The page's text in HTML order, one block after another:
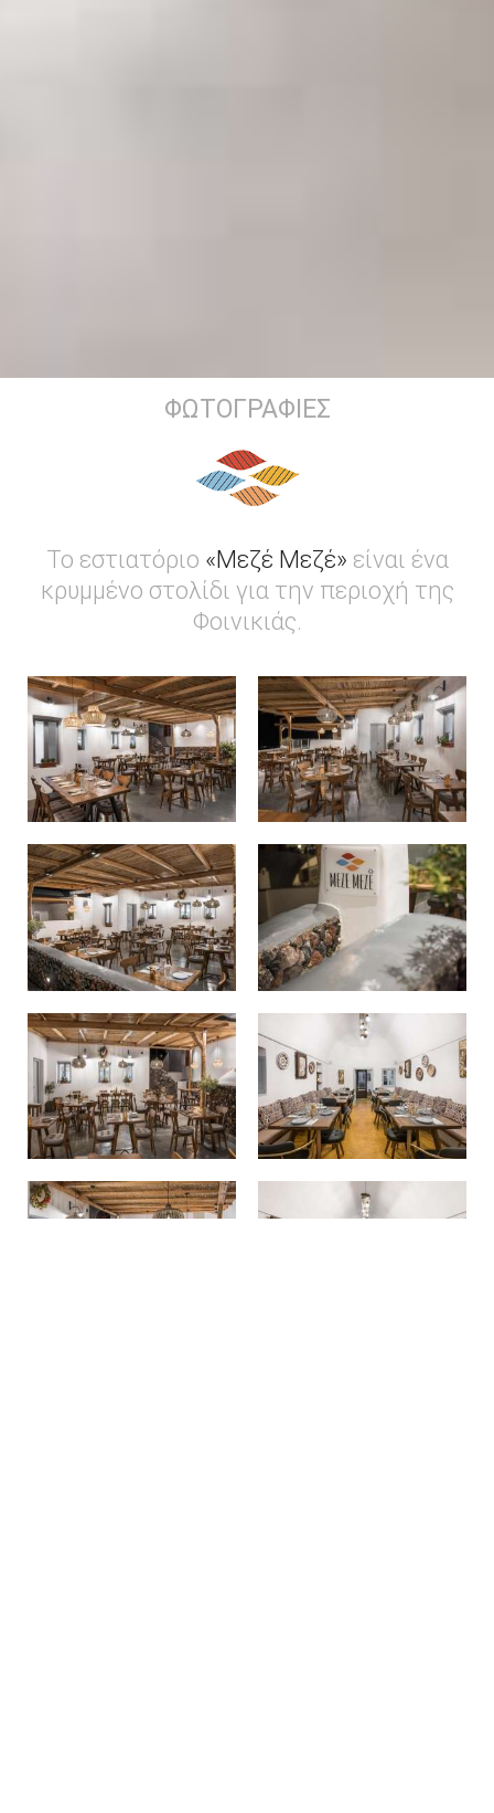
ΦΩΤΟΓΡΑΦΊΕΣ
Το εστιατόριο «Μεζέ Μεζέ» είναι ένα
κρυμμένο στολίδι για την περιοχή της
Φοινικιάς.